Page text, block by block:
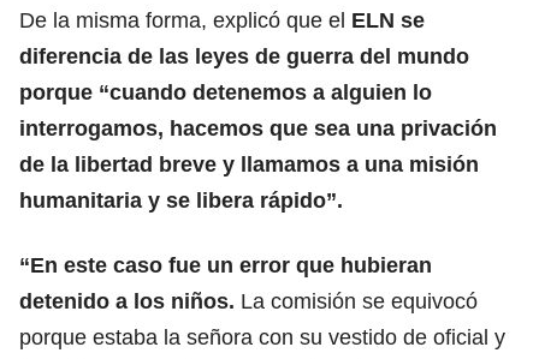
De la misma forma, explicó que el ELN se
diferencia de las leyes de guerra del mundo
porque “cuando detenemos a alguien lo
interrogamos, hacemos que sea una privación
de la libertad breve y llamamos a una misión
humanitaria y se libera rápido”.
“En este caso fue un error que hubieran
detenido a los niños. La comisión se equivocó
porque estaba la señora con su vestido de oficial y